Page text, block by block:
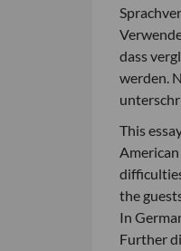
dass
werden.
This
the
In
Further